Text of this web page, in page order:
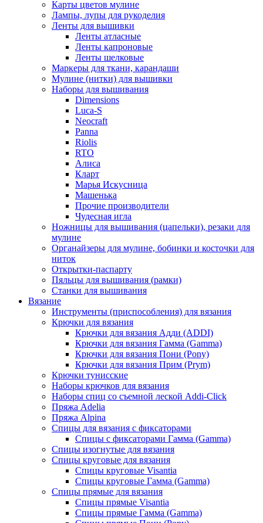
Карты цветов мулине
Лампы, лупы для рукоделия
Ленты для вышивки
Ленты атласные
Ленты капроновые
Ленты шелковые
Маркеры для ткани, карандаши
Мулине (нитки) для вышивки
Наборы для вышивания
Dimensions
Luca-S
Neocraft
Panna
Riolis
RTO
Алиса
Кларт
Марья Искусница
Машенька
Прочие производители
Чудесная игла
Ножницы для вышивания (цапельки), резаки для
мулине
Органайзеры для мулине, бобинки и косточки для
ниток
Открытки-паспарту
Пяльцы для вышивания (рамки)
Станки для вышивания
Вязание
Инструменты (приспособления) для вязания
Крючки для вязания
Крючки для вязания Адди (ADDI)
Крючки для вязания Гамма (Gamma)
Крючки для вязания Пони (Pony)
Крючки для вязания Прим (Prym)
Крючки тунисские
Наборы крючков для вязания
Наборы спиц со съемной леской Addi-Click
Пряжа Adelia
Пряжа Alpina
Спицы для вязания с фиксаторами
Спицы с фиксаторами Гамма (Gamma)
Спицы изогнутые для вязания
Спицы круговые для вязания
Спицы круговые Visantia
Спицы круговые Гамма (Gamma)
Спицы прямые для вязания
Спицы прямые Visantia
Спицы прямые Гамма (Gamma)